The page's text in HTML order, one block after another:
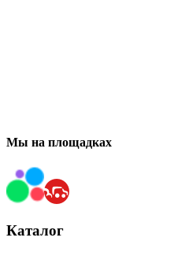
Мы на площадках
Каталог